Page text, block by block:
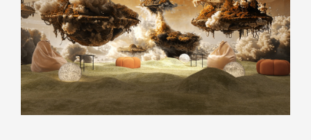
PSZICHÉ
ÉLETMÓD
PÁRKAPCSOLAT
DECOR